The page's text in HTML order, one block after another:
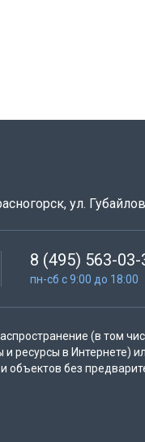
ул.
8 (495) 563-03-
пн-сб с 9:00 до 18:00
(в том
и ресурсы в Интернете)
объектов без